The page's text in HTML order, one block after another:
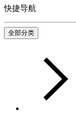
快捷导航
全部分类